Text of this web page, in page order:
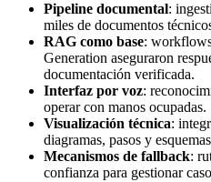
Pipeline documental:
miles de documentos
RAG como base:
Generation aseguraron
documentación verificada.
Interfaz por voz:
operar con manos ocupadas.
Visualización técnica:
diagramas, pasos y
Mecanismos de fallback:
confianza para gestionar